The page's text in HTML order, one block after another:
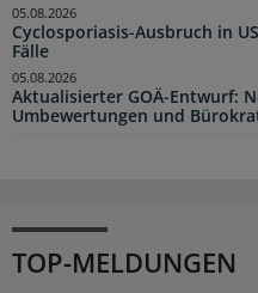
Cyclosporiasis-Ausbruch in
Fälle
05.08.2026
Aktualisierter GOÄ-Entwurf:
Umbewertungen und
05.08.2026
TOP-MELDUNGEN